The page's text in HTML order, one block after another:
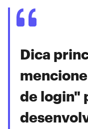
Dica
de login"